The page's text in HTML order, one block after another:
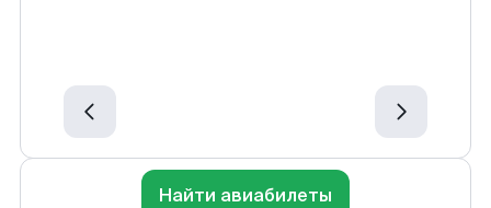
Найти авиабилеты